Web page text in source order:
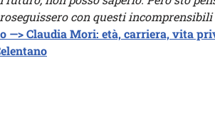
con questi
—> Claudia Mori: età, carriera, vita